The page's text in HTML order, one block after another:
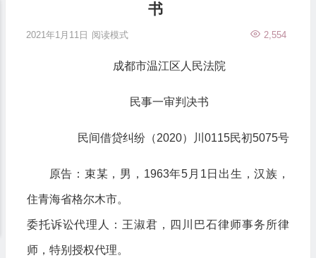
书
2021年1月11日 2,554
阅读模式
成都市温江区人民法院
民事一审判决书
民间借贷纠纷（2020）川0115民初5075号
原告：束某，男，1963年5月1日出生，汉族，
住青海省格尔木市。
委托诉讼代理人：王淑君，四川巴石律师事务所律
师，特别授权代理。